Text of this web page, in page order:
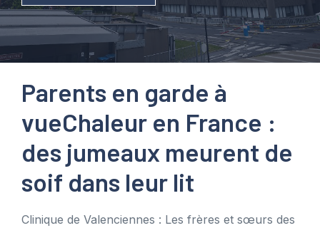
Parents en garde à
vueChaleur en France :
des jumeaux meurent de
soif dans leur lit
Clinique de Valenciennes : Les frères et sœurs des